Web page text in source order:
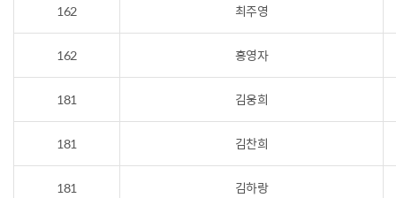
162 최주영
162 홍영자
181 김웅희
181 김찬희
181 김하랑